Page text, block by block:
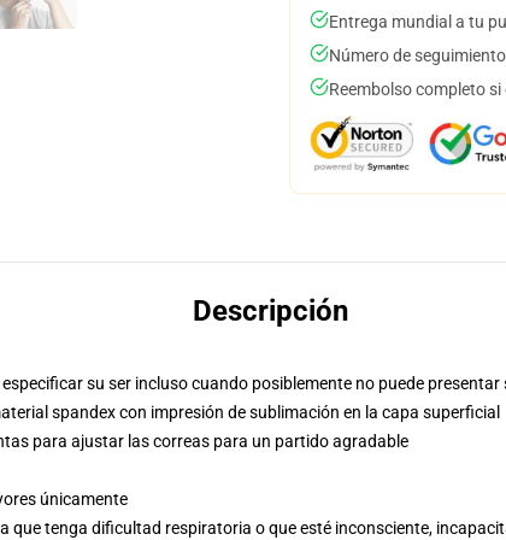
Entrega mundial a tu
Número de
Reembolso completo
Descripción
su ser incluso cuando posiblemente no puede presentar
spandex con impresión de sublimación en la capa superficial
para ajustar las correas para un partido agradable
únicamente
que tenga dificultad respiratoria o que esté inconsciente,